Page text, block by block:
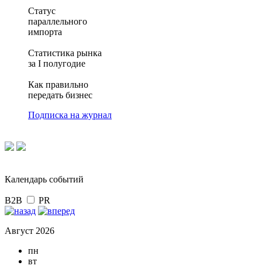
Статус
параллельного
импорта
Статистика рынка
за I полугодие
Как правильно
передать бизнес
Подписка на журнал
Календарь событий
B2B PR
Август 2026
пн
вт